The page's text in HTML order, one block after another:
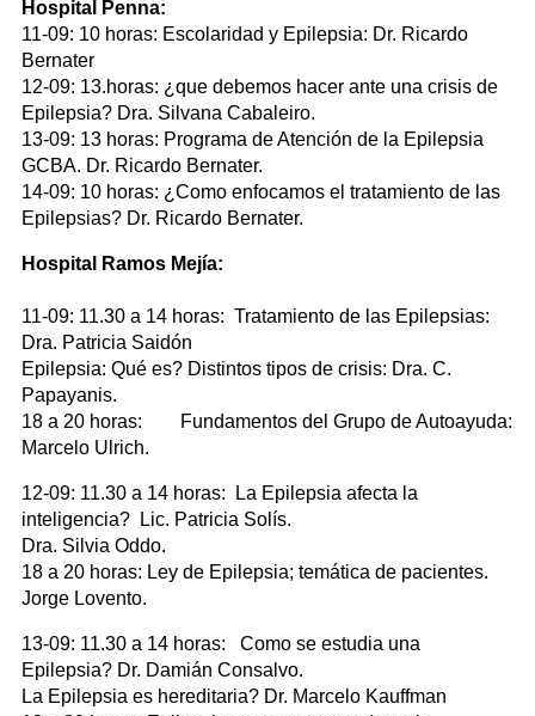
Hospital Penna:
11-09: 10 horas: Escolaridad y Epilepsia: Dr. Ricardo
Bernater
12-09: 13.horas: ¿que debemos hacer ante una crisis de
Epilepsia? Dra. Silvana Cabaleiro.
13-09: 13 horas: Programa de Atención de la Epilepsia
GCBA. Dr. Ricardo Bernater.
14-09: 10 horas: ¿Como enfocamos el tratamiento de las
Epilepsias? Dr. Ricardo Bernater.
Hospital Ramos Mejía:
11-09: 11.30 a 14 horas: Tratamiento de las Epilepsias:
Dra. Patricia Saidón
Epilepsia: Qué es? Distintos tipos de crisis: Dra. C.
Papayanis.
18 a 20 horas: Fundamentos del Grupo de Autoayuda:
Marcelo Ulrich.
12-09: 11.30 a 14 horas: La Epilepsia afecta la
inteligencia? Lic. Patricia Solís.
Dra. Silvia Oddo.
18 a 20 horas: Ley de Epilepsia; temática de pacientes.
Jorge Lovento.
13-09: 11.30 a 14 horas: Como se estudia una
Epilepsia? Dr. Damián Consalvo.
La Epilepsia es hereditaria? Dr. Marcelo Kauffman